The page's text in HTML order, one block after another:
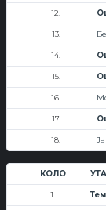
12.
13.
14.
15.
16.
17.
18.
КОЛО
1.